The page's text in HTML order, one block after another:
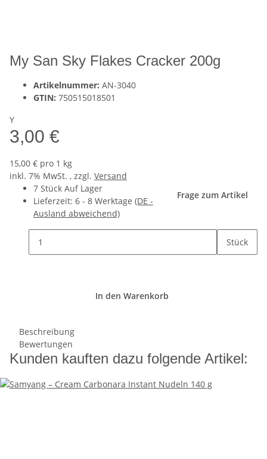
My San Sky Flakes Cracker 200g
Artikelnummer: AN-3040
GTIN: 750515018501
Y
3,00 €
15,00 € pro 1 kg
inkl. 7% MwSt. , zzgl. Versand
7 Stück Auf Lager
Lieferzeit: 6 - 8 Werktage (DE -
Ausland abweichend)
Frage zum Artikel
Stück
In den Warenkorb
Beschreibung
Bewertungen
Kunden kauften dazu folgende Artikel: